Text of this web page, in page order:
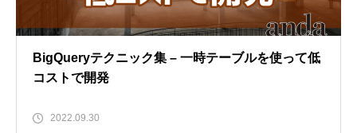
BigQueryテクニック集 – 一時テーブルを使って低
コストで開発
2022.09.30